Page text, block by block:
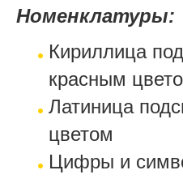
Номенклатуры:
Кириллица
красным
Латиница
цветом
Цифры и